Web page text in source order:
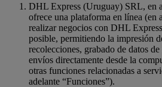
DHL Express (Uruguay) SRL, en
ofrece una plataforma en línea
realizar negocios con DHL
posible, permitiendo la impresión
recolecciones, grabado de datos
envíos directamente desde la
otras funciones relacionadas a
adelante “Funciones”).